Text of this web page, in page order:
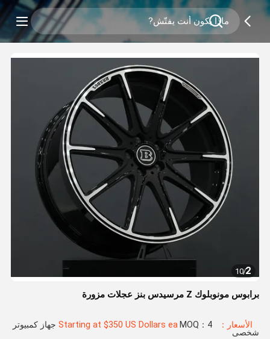
2
/
10
برابوس مونوبلوك Z مرسيدس بنز عجلات مزورة
الأسعار：Starting at $350 US Dollars ea MOQ：4 جهاز كمبيوتر
شخصى